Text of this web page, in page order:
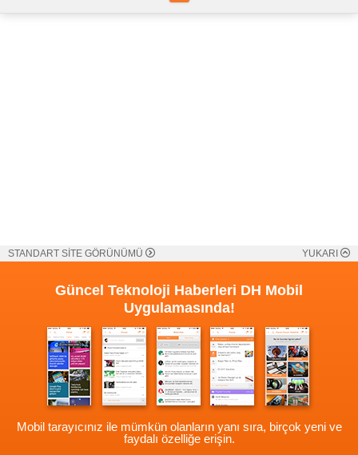
STANDART SİTE GÖRÜNÜMÜ YUKARI
Güncel Teknoloji Haberleri DH Mobil
Uygulamasında!
Mobil tarayıcınız ile mümkün olanların yanı sıra, birçok yeni ve
faydalı özelliğe erişin.